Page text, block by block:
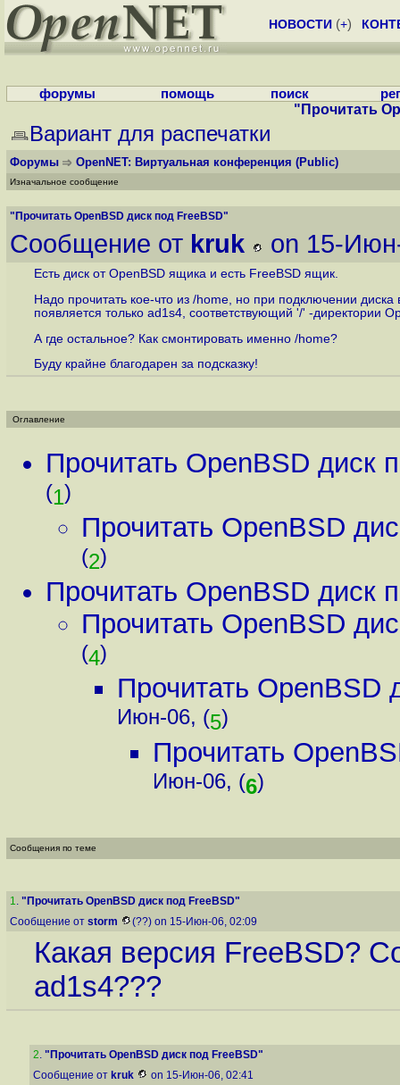
НОВОСТИ (+)
форумы помощь поиск
"Прочитать
Вариант для распечатки
Форумы OpenNET: Виртуальная конференция (Public)
Изначальное сообщение
"Прочитать OpenBSD диск под FreeBSD"
Сообщение от kruk on 15-
Есть диск от OpenBSD ящика и есть FreeBSD ящик.
Надо прочитать кое-что из /home, но при подключении
появляется только ad1s4, соответствующий '/' -директории
А где остальное? Как смонтировать именно /home?
Буду крайне благодарен за подсказку!
Оглавление
Прочитать OpenBSD диск
(1)
Прочитать OpenBSD
(2)
Прочитать OpenBSD диск
Прочитать OpenBSD
(4)
Прочитать OpenBSD
Июн-06, (5)
Прочитать
Июн-06, (6)
Сообщения по теме
1. "Прочитать OpenBSD диск под FreeBSD"
Сообщение от storm (??) on 15-Июн-06, 02:09
Какая версия FreeBSD?
ad1s4???
2. "Прочитать OpenBSD диск под FreeBSD"
Сообщение от kruk on 15-Июн-06, 02:41